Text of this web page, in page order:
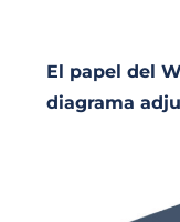
El papel del
diagrama